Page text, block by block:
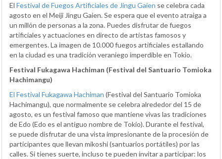
El Festival de Fuegos Artificiales de Jingu Gaien se celebra cada
agosto en el Meiji Jingu Gaien. Se espera que el evento atraiga a
un millón de personas a la zona. Puedes disfrutar de fuegos
artificiales y actuaciones en directo de artistas famosos y
emergentes. La imagen de 10.000 fuegos artificiales estallando
en la ciudad es una tradición veraniego imperdible en Tokio.
Festival Fukagawa Hachiman (Festival del Santuario Tomioka
Hachimangu)
El Festival Fukagawa Hachiman (Festival del Santuario Tomioka
Hachimangu), que normalmente se celebra alrededor del 15 de
agosto, es un festival famoso que mantiene vivas las tradiciones
de Edo (Edo es el antiguo nombre de Tokio). Durante el festival,
se puede disfrutar de una vista impresionante de la procesión de
participantes que llevan mikoshi (santuarios portátiles) por las
calles. Si tienes suerte, incluso te pueden invitar a participar: los